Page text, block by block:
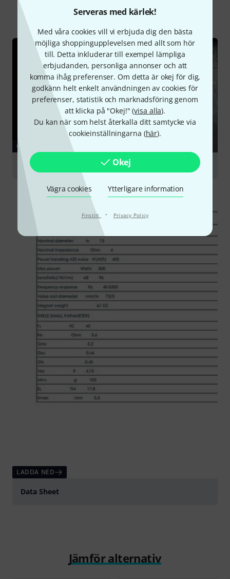
Serveras med kärlek!
Med våra cookies vill vi erbjuda dig den bästa
möjliga shoppingupplevelsen med allt som hör
till. Detta inkluderar till exempel lämpliga
erbjudanden, personliga annonser och att
komma ihåg preferenser. Om detta är okej för dig,
godkänn helt enkelt användningen av cookies för
preferenser, statistik och marknadsföring genom
att klicka på "Okej!" (visa alla).
Du kan när som helst återkalla ditt samtycke via
cookieinställningarna (här).
Okej
Vägra cookies Ytterligare information
Finstilt · Privacy Policy
Onlineguide Nedladdningar
GUIDE
PA Speakers
LADDA NED
Data Sheet
Jämför alternativ